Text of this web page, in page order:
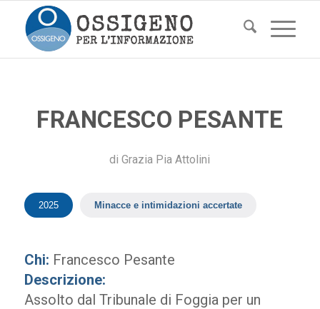
FRANCESCO PESANTE
diGrazia Pia Attolini
2025 Minacce e intimidazioni accertate
Chi: Francesco Pesante
Descrizione:
Assolto dal Tribunale di Foggia per un